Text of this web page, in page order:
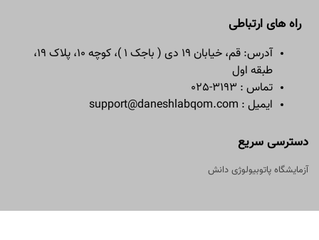
راه های ارتباطی
آدرس: قم، خیابان 19 دی ( باجک 1 )، کوچه 10، پلاک 19،
طبقه اول
تماس : 3193-025
ایمیل : support@daneshlabqom.com
دسترسی سریع
آزمایشگاه پاتوبیولوژی دانش